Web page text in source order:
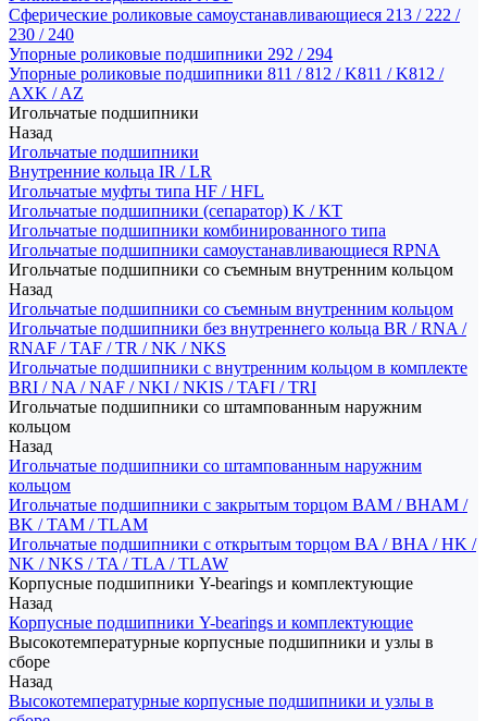
Сферические роликовые самоустанавливающиеся 213 / 222 /
230 / 240
Упорные роликовые подшипники 292 / 294
Упорные роликовые подшипники 811 / 812 / K811 / K812 /
AXK / AZ
Игольчатые подшипники
Назад
Игольчатые подшипники
Внутренние кольца IR / LR
Игольчатые муфты типа HF / HFL
Игольчатые подшипники (сепаратор) K / KT
Игольчатые подшипники комбинированного типа
Игольчатые подшипники самоустанавливающиеся RPNA
Игольчатые подшипники со съемным внутренним кольцом
Назад
Игольчатые подшипники со съемным внутренним кольцом
Игольчатые подшипники без внутреннего кольца BR / RNA /
RNAF / TAF / TR / NK / NKS
Игольчатые подшипники с внутренним кольцом в комплекте
BRI / NA / NAF / NKI / NKIS / TAFI / TRI
Игольчатые подшипники со штампованным наружним
кольцом
Назад
Игольчатые подшипники со штампованным наружним
кольцом
Игольчатые подшипники с закрытым торцом BAM / BHAM /
BK / TAM / TLAM
Игольчатые подшипники с открытым торцом BA / BHA / HK /
NK / NKS / TA / TLA / TLAW
Корпусные подшипники Y-bearings и комплектующие
Назад
Корпусные подшипники Y-bearings и комплектующие
Высокотемпературные корпусные подшипники и узлы в
сборе
Назад
Высокотемпературные корпусные подшипники и узлы в